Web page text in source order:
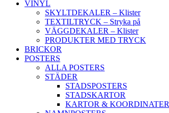
VINYL
SKYLTDEKALER – Klister
TEXTILTRYCK – Stryka på
VÄGGDEKALER – Klister
PRODUKTER MED TRYCK
BRICKOR
POSTERS
ALLA POSTERS
STÄDER
STADSPOSTERS
STADSKARTOR
KARTOR & KOORDINATER